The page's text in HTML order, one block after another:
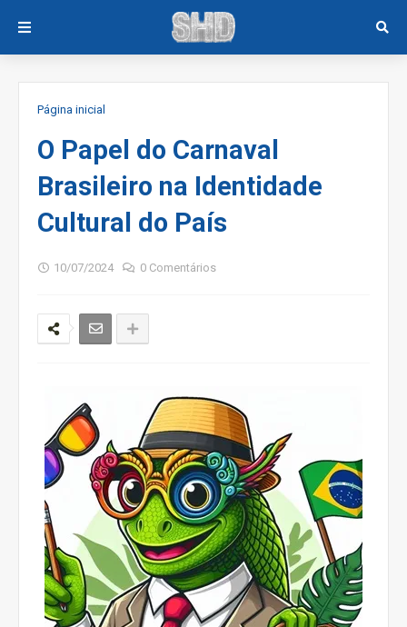
Página inicial
O Papel do Carnaval
Brasileiro na Identidade
Cultural do País
10/07/2024 0 Comentários